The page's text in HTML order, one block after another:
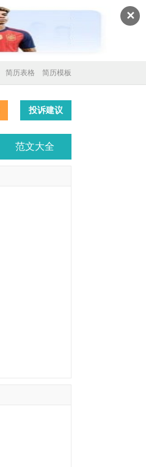
✕
简历模板
简历表格
投诉建议
范文大全